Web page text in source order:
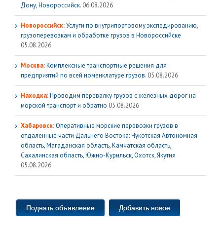
Дону, Новороссийск. 06.08.2026
Новороссийск:Услуги по внутрипортовому экспедированию,
грузоперевозкам и обработке грузов в Новороссийске
05.08.2026
Москва:Комплексные транспортные решения для
предприятий по всей номенклатуре грузов. 05.08.2026
Находка:Проводим перевалку грузов с железных дорог на
морской транспорт и обратно 05.08.2026
Хабаровск:Оперативные морские перевозки грузов в
отдаленные части Дальнего Востока: Чукотская Автономная
область, Магаданская область, Камчатская область,
Сахалинская область, Южно-Курильск, Охотск, Якутия
05.08.2026
Поднять объявление Добавить новое